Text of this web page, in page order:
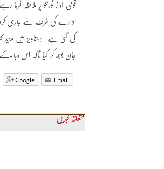
قومی آواز ٹورنٹو پر ملاحظہ
ادارے کی طرف سے جاری کردہ
کی گئی ہے۔ دستاویز میں مزید
جان بوجھ کر کیا تاکہ اس
Google Email
متعلقہ خبریں